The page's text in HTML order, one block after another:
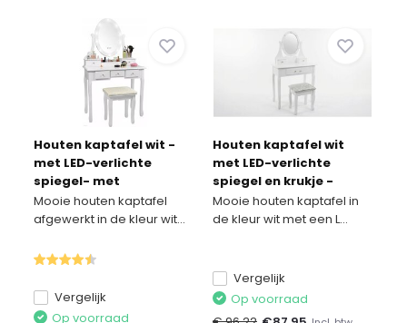
Houten kaptafel wit -
met LED-verlichte
spiegel- met
bijpassende kruk -
80x40x137 cm
Mooie houten kaptafel
afgewerkt in de kleur wit...
Vergelijk
Op voorraad
Houten kaptafel wit
met LED-verlichte
spiegel en krukje -
80x40x137 cm
Mooie houten kaptafel in
de kleur wit met een L...
Vergelijk
Op voorraad